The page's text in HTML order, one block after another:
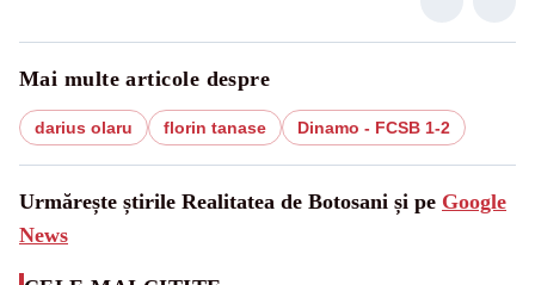
Mai multe articole despre
darius olaru florin tanase Dinamo - FCSB 1-2
Urmărește știrile Realitatea de Botosani și pe Google
News